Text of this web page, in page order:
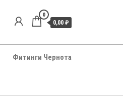
0
0,00 ₽
Фитинги Чернота